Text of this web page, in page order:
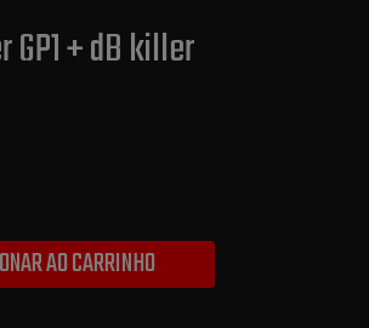
GP1 + dB killer
AO CARRINHO